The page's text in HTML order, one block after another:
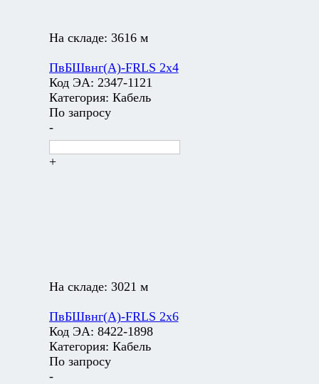
На складе: 3616 м
ПвБШвнг(А)-FRLS 2х4
Код ЭА: 2347-1121
Категория: Кабель
По запросу
-
+
На складе: 3021 м
ПвБШвнг(А)-FRLS 2х6
Код ЭА: 8422-1898
Категория: Кабель
По запросу
-